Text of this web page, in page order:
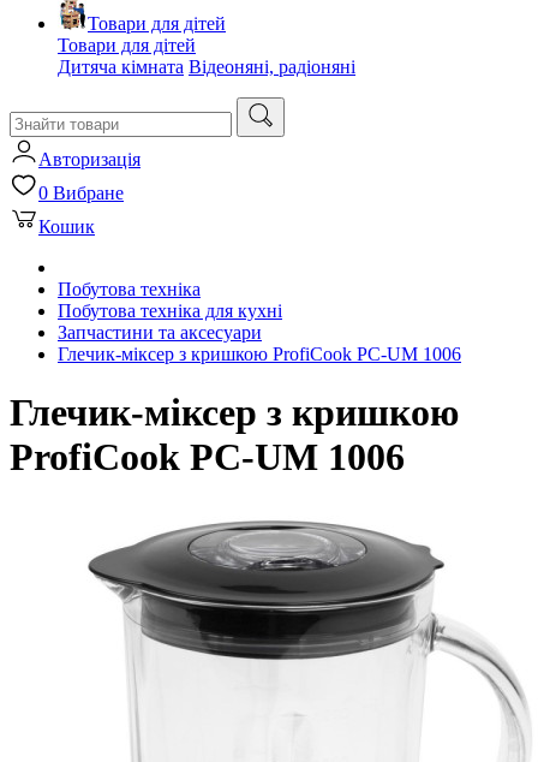
Товари для дітей
Товари для дітей
Дитяча кімната Відеоняні, радіоняні
Авторизація
0 Вибране
Кошик
Побутова техніка
Побутова техніка для кухні
Запчастини та аксесуари
Глечик-міксер з кришкою ProfiCook PC-UM 1006
Глечик-міксер з кришкою
ProfiCook PC-UM 1006